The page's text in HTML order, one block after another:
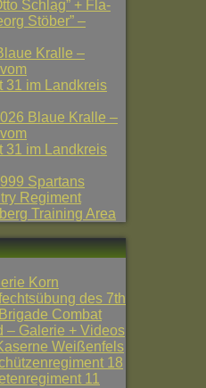
Schlag” + Fla-
Stöber” –
Kralle –
31 im Landkreis
Blaue Kralle –
31 im Landkreis
Spartans
Regiment
Training Area
Korn
des 7th
Combat
– Galerie + Videos
Weißenfels
18
11